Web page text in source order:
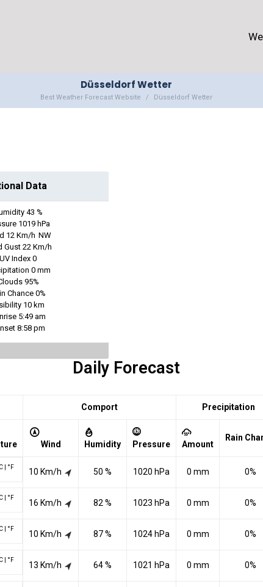
Düsseldorf Wetter
Best Weather Forecast Website Düsseldorf Wetter
Data
43 %
1019 hPa
12 Km/h NW
Gust 22 Km/h
UV Index 0
0 mm
95%
Chance 0%
10 km
5:49 am
8:58 pm
Daily Forecast
Comport Precipitation
Wind Humidity Pressure Amount
Rain
°F 10 Km/h 50 % 1020 hPa 0 mm 0%
°F
16 Km/h 82 % 1023 hPa 0 mm 0%
°F
10 Km/h 87 % 1024 hPa 0 mm 0%
°F
13 Km/h 64 % 1021 hPa 0 mm 0%